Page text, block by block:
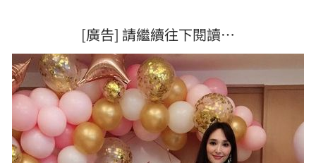
[廣告] 請繼續往下閱讀…